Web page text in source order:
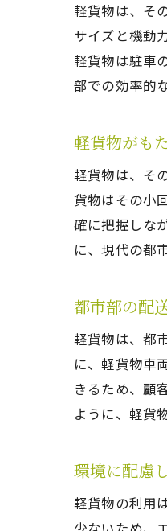
軽貨物は、そ
サイズと機動
軽貨物は駐車
部での効率的
軽貨物がも
軽貨物は、そ
貨物はその小
確に把握しな
に、現代の都
都市部の配
軽貨物は、都
に、軽貨物車
きるため、顧
ように、軽貨
環境に配慮
軽貨物の利用